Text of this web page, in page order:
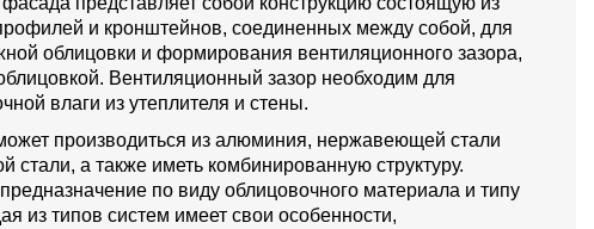
и кронштейнов, соединенных между собой, для
облицовки и формирования вентиляционного зазора,
Вентиляционный зазор необходим для
влаги из утеплителя и стены.
производиться из алюминия, нержавеющей стали
стали, а также иметь комбинированную структуру.
по виду облицовочного материала и типу
из типов систем имеет свои особенности,